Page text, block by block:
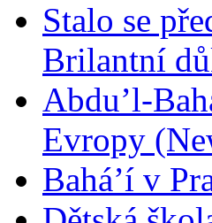
Stalo se
Brilantní
Abdu’l-
Evropy
Bahá’í v